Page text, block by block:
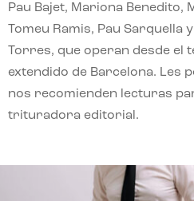
Pau Bajet, Mariona Benedito,
Tomeu Ramis, Pau Sarquella
Torres, que operan desde el
extendido de Barcelona. Les
nos recomienden lecturas
trituradora editorial.